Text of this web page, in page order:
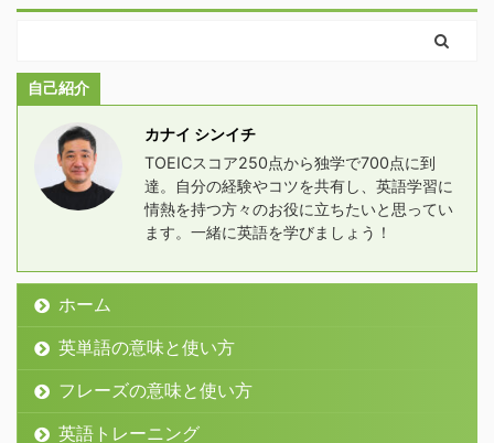
自己紹介
カナイ シンイチ
TOEICスコア250点から独学で700点に到
達。自分の経験やコツを共有し、英語学習に
情熱を持つ方々のお役に立ちたいと思ってい
ます。一緒に英語を学びましょう！
ホーム
英単語の意味と使い方
フレーズの意味と使い方
英語トレーニング